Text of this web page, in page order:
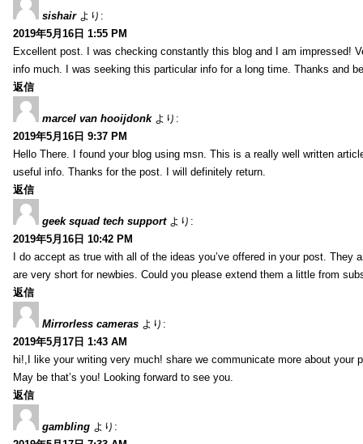
sishair より:
2019年5月16日 1:55 PM
Excellent post. I was checking constantly this blog and I am impressed!
info much. I was seeking this particular info for a long time. Thanks and
返信
marcel van hooijdonk より:
2019年5月16日 9:37 PM
Hello There. I found your blog using msn. This is a really well written
useful info. Thanks for the post. I will definitely return.
返信
geek squad tech support より:
2019年5月16日 10:42 PM
I do accept as true with all of the ideas you’ve offered in your post.
are very short for newbies. Could you please extend them a little from
返信
Mirrorless cameras より:
2019年5月17日 1:43 AM
hi!,I like your writing very much! share we communicate more about
May be that’s you! Looking forward to see you.
返信
gambling より: